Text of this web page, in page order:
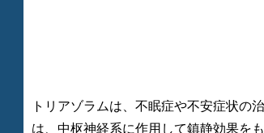
トリアゾラムは、不眠症や不安症状の
は、中枢神経系に作用して鎮静効果を